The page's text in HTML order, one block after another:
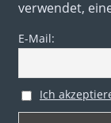
verwendet,
E-Mail:
Ich